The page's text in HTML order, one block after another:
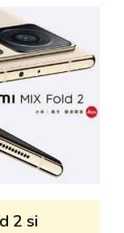
2 si